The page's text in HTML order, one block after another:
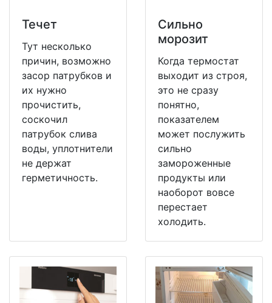
Течет
Тут несколько
причин, возможно
засор патрубков и
их нужно
прочистить,
соскочил
патрубок слива
воды, уплотнители
не держат
герметичность.
Сильно
морозит
Когда термостат
выходит из строя,
это не сразу
понятно,
показателем
может послужить
сильно
замороженные
продукты или
наоборот вовсе
перестает
холодить.